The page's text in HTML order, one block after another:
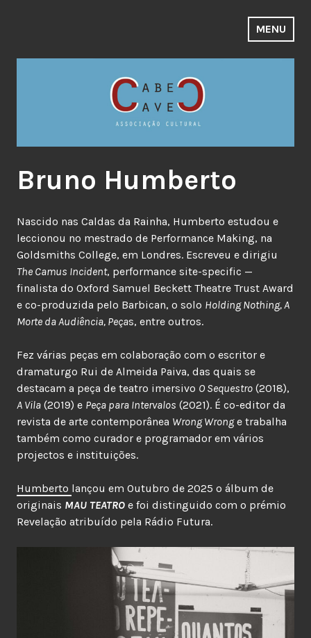
MENU
Bruno Humberto
Nascido nas Caldas da Rainha, Humberto estudou e
leccionou no mestrado de Performance Making, na
Goldsmiths College, em Londres. Escreveu e dirigiu
The Camus Incident, performance site-specific —
finalista do Oxford Samuel Beckett Theatre Trust Award
e co-produzida pelo Barbican, o solo Holding Nothing, A
Morte da Audiência, Peças, entre outros.
Fez várias peças em colaboração com o escritor e
dramaturgo Rui de Almeida Paiva, das quais se
destacam a peça de teatro imersivo O Sequestro (2018),
A Vila (2019) e Peça para Intervalos (2021). É co-editor da
revista de arte contemporânea Wrong Wronge trabalha
também como curador e programador em vários
projectos e instituições.
Humberto lançou em Outubro de 2025 o álbum de
originais MAU TEATRO e foi distinguido com o prémio
Revelação atribuído pela Rádio Futura.